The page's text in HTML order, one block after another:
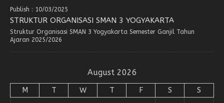
Publish : 10/03/2025
STRUKTUR ORGANISASI SMAN 3 YOGYAKARTA
Struktur Organisasi SMAN 3 Yogyakarta Semester Ganjil Tahun
Ajaran 2025/2026
August 2026
M T W T F S S